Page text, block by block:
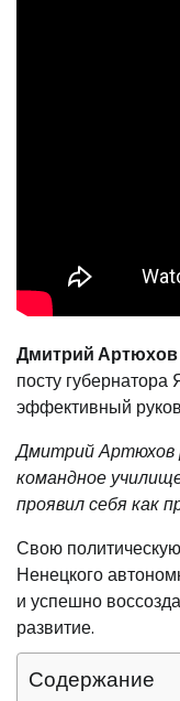
Дмитрий Артюхов
посту
эффективный
Дмитрий Артюхов
командное
проявил себя как
Свою
Ненецкого
и успешно
развитие.
Содержание